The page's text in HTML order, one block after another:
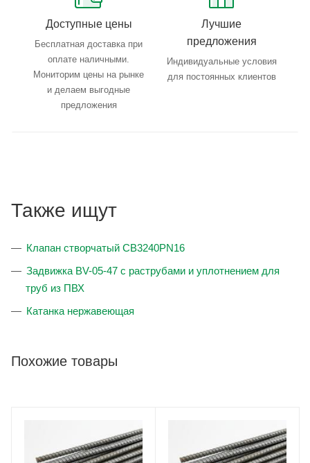
Доступные цены
Бесплатная доставка при
оплате наличными.
Мониторим цены на рынке
и делаем выгодные
предложения
Лучшие
предложения
Индивидуальные условия
для постоянных клиентов
Также ищут
Клапан створчатый CB3240PN16
Задвижка BV-05-47 с раструбами и уплотнением для
труб из ПВХ
Катанка нержавеющая
Похожие товары